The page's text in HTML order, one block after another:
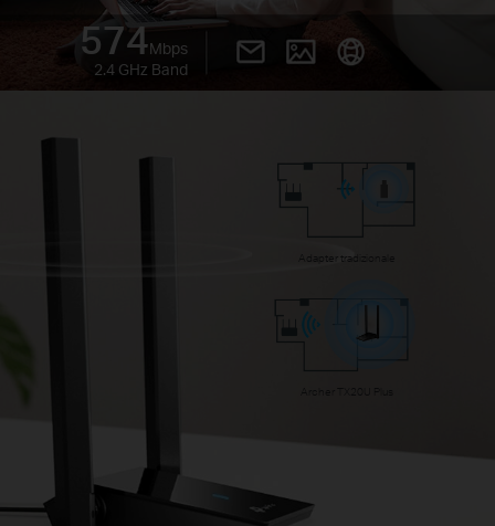
574Mbps
2.4 GHz Band
Adapter tradizionale